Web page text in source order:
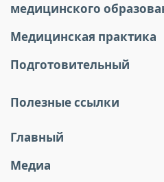
медицинского
Медицинская практика
Подготовительный
Полезные ссылки
Главный
Медиа